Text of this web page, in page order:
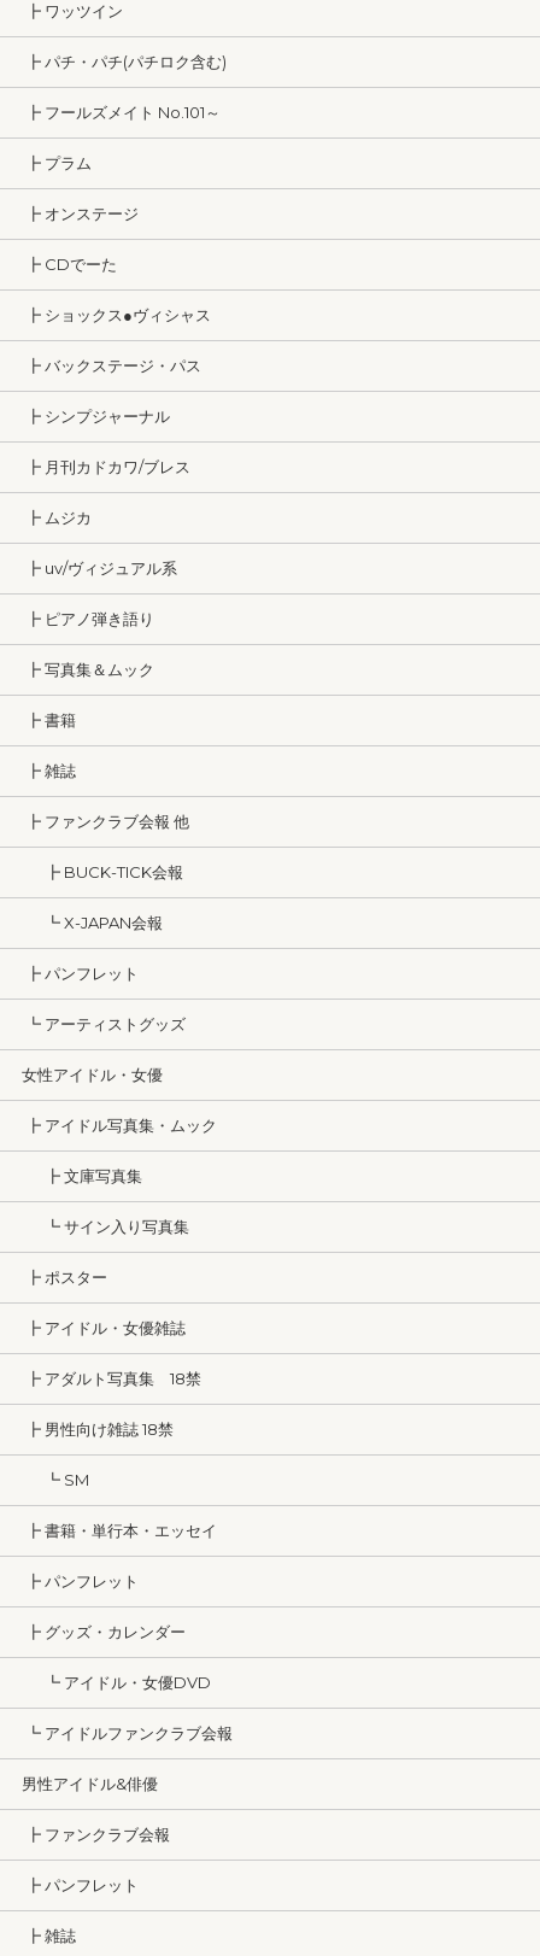
┣ ワッツイン
┣ パチ・パチ(パチロク含む)
┣ フールズメイト No.101～
┣ プラム
┣ オンステージ
┣ CDでーた
┣ ショックス●ヴィシャス
┣ バックステージ・パス
┣ シンプジャーナル
┣ 月刊カドカワ/ブレス
┣ ムジカ
┣ uv/ヴィジュアル系
┣ ピアノ弾き語り
┣ 写真集＆ムック
┣ 書籍
┣ 雑誌
┣ ファンクラブ会報 他
┣ BUCK-TICK会報
┗ X-JAPAN会報
┣ パンフレット
┗ アーティストグッズ
女性アイドル・女優
┣ アイドル写真集・ムック
┣ 文庫写真集
┗ サイン入り写真集
┣ ポスター
┣ アイドル・女優雑誌
┣ アダルト写真集 18禁
┣ 男性向け雑誌 18禁
┗ SM
┣ 書籍・単行本・エッセイ
┣ パンフレット
┣ グッズ・カレンダー
┗ アイドル・女優DVD
┗ アイドルファンクラブ会報
男性アイドル&俳優
┣ ファンクラブ会報
┣ パンフレット
┣ 雑誌